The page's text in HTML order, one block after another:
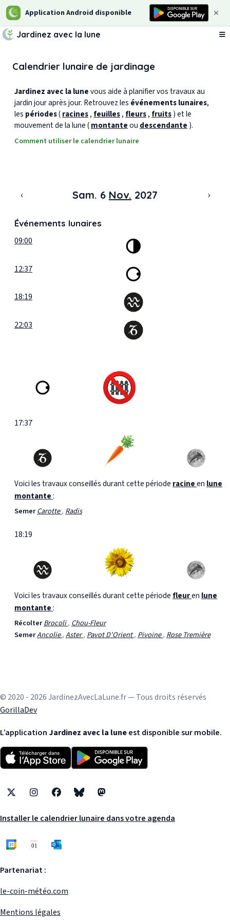
Application Android disponible
Jardinez avec la lune
Calendrier lunaire de jardinage
Jardinez avec la lunevous aide à planifier vos travaux au
jardin jour après jour. Retrouvez les événements lunaires,
les périodes(racines, feuilles, fleurs, fruits) et le
mouvement de la lune (montanteou descendante ).
Comment utiliser le calendrier lunaire
‹ Sam. 6 Nov. 2027 ›
Événements lunaires
09:00
12:37
18:19
22:03
17:37
Voici les travaux conseillés durant cette période racineen lune
montante:
SemerCarotte, Radis
18:19
Voici les travaux conseillés durant cette période fleuren lune
montante:
RécolterBrocoli, Chou-Fleur
SemerAncolie,Aster, Pavot D'Orient, Pivoine, Rose Tremière
© 2020 - 2026 JardinezAvecLaLune.fr — Tous droits réservés
GorillaDev
L’application Jardinez avec la luneest disponible sur mobile.
X InstagramFacebookBlueskyMastodon
Installer le calendrier lunaire dans votre agenda
Partenariat :
le-coin-météo.com
Mentions légales